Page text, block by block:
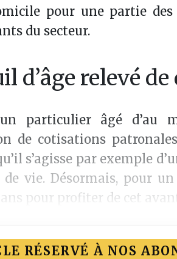
pour une partie
du secteur.
d’âge relevé
un particulier âgé d’au
de cotisations
s’agisse par exemple
de vie. Désormais, pour
pour profiter de cet
RÉSERVÉ À NOS